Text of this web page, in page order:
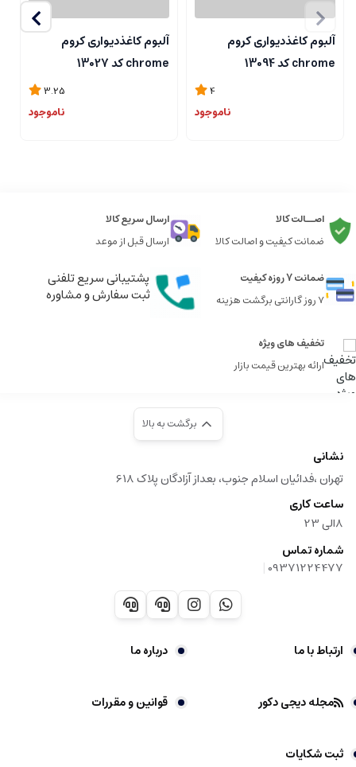
آلبوم کاغذدیواری کروم
chrome کد 13094
4
ناموجود
آلبوم کاغذدیواری کروم
chrome کد 13027
3.25
ناموجود
اصــالت کالا
ضمانت کیفیت و اصالت کالا
ارسال سریع کالا
ارسال قبل از موعد
ضمانت 7 روزه کیفیت
7 روز گارانتی برگشت هزینه
پشتیبانی سریع تلفنی
ثبت سفارش و مشاوره
تخفیف های ویژه
ارائه بهترین قیمت بازار
برگشت به بالا
نشانی
تهران ،فدائیان اسلام جنوب، بعداز آزادگان پلاک 618
ساعت کاری
8الی 23
شماره تماس
09371224477
|
ارتباط با ما درباره ما
مجله دیجی دکور قوانین و مقررات
ثبت شکایات